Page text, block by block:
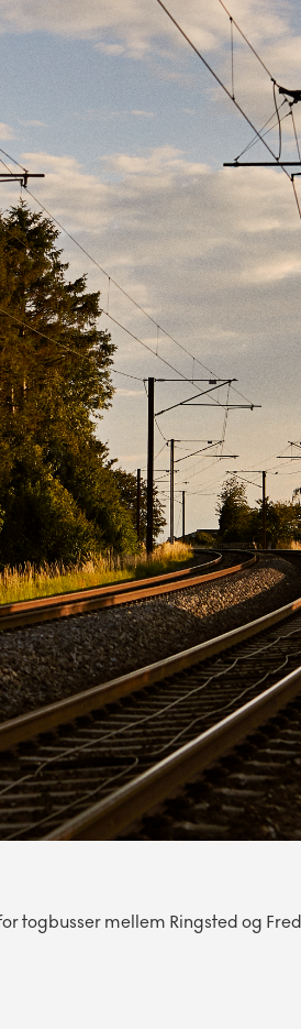
togbusser mellem Ringsted og